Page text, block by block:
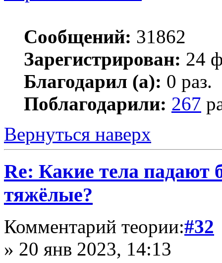
Сообщений: 31862
Зарегистрирован: 24
Благодарил (а): 0 раз.
Поблагодарили: 267
Вернуться наверх
Re: Какие тела падают
тяжёлые?
Комментарий теории:#32
» 20 янв 2023, 14:13